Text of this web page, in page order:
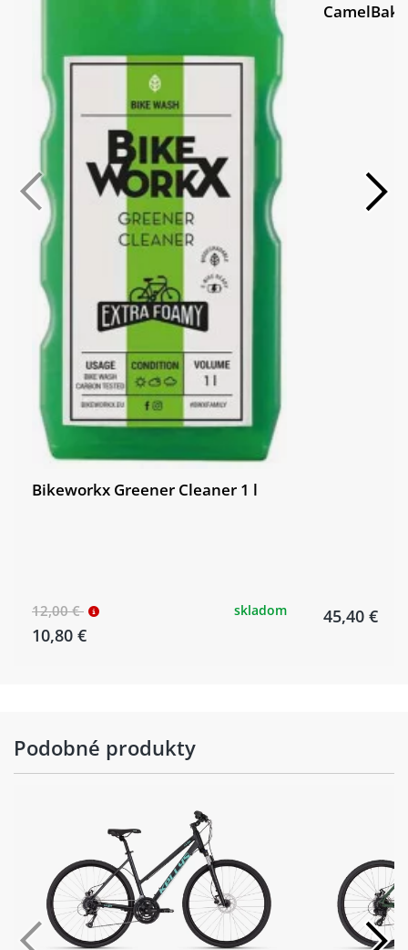
Bikeworkx Greener Cleaner 1 l
12,00 €
10,80 €
skladom
CamelBak
45,40 €
Podobné produkty